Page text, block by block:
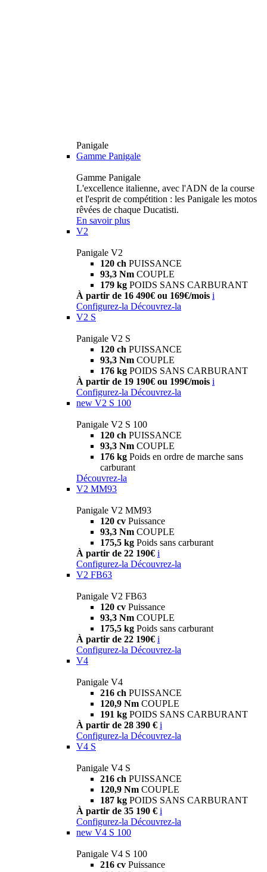
Panigale
Gamme Panigale
Gamme Panigale
L'excellence italienne, avec l'ADN de la course
et l'esprit de compétition : les Panigale les motos
rêvées de chaque Ducatisti.
En savoir plus
V2
Panigale V2
120 ch PUISSANCE
93,3 Nm COUPLE
179 kg POIDS SANS CARBURANT
À partir de 16 490€ ou 169€/mois i
Configurez-la Découvrez-la
V2 S
Panigale V2 S
120 ch PUISSANCE
93,3 Nm COUPLE
176 kg POIDS SANS CARBURANT
À partir de 19 190€ ou 199€/mois i
Configurez-la Découvrez-la
new V2 S 100
Panigale V2 S 100
120 ch PUISSANCE
93,3 Nm COUPLE
176 kg Poids en ordre de marche sans
carburant
Découvrez-la
V2 MM93
Panigale V2 MM93
120 cv Puissance
93,3 Nm COUPLE
175,5 kg Poids sans carburant
À partir de 22 190€ i
Configurez-la Découvrez-la
V2 FB63
Panigale V2 FB63
120 cv Puissance
93,3 Nm COUPLE
175,5 kg Poids sans carburant
À partir de 22 190€ i
Configurez-la Découvrez-la
V4
Panigale V4
216 ch PUISSANCE
120,9 Nm COUPLE
191 kg POIDS SANS CARBURANT
À partir de 28 390 € i
Configurez-la Découvrez-la
V4 S
Panigale V4 S
216 ch PUISSANCE
120,9 Nm COUPLE
187 kg POIDS SANS CARBURANT
À partir de 35 190 € i
Configurez-la Découvrez-la
new V4 S 100
Panigale V4 S 100
216 cv Puissance